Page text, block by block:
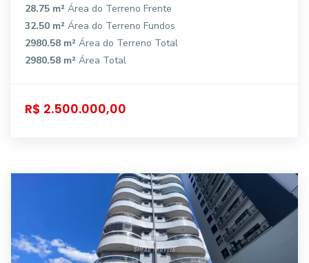
28.75 m² Área do Terreno Frente
32.50 m² Área do Terreno Fundos
2980.58 m² Área do Terreno Total
2980.58 m² Área Total
R$ 2.500.000,00